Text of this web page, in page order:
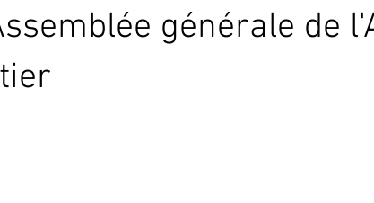
générale de